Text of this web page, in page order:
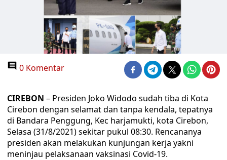
0 Komentar
CIREBON – Presiden Joko Widodo sudah tiba di Kota
Cirebon dengan selamat dan tanpa kendala, tepatnya
di Bandara Penggung, Kec harjamukti, kota Cirebon,
Selasa (31/8/2021) sekitar pukul 08:30. Rencananya
presiden akan melakukan kunjungan kerja yakni
meninjau pelaksanaan vaksinasi Covid-19.